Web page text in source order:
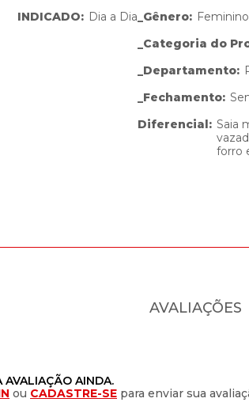
INDICADO: Dia a Dia _Gênero: Feminino
_Categoria do
_Departamento:
_Fechamento:
Diferencial: Saia
forro
AVALIAÇÕES
AVALIAÇÃO AINDA.
ou CADASTRE-SE para enviar sua